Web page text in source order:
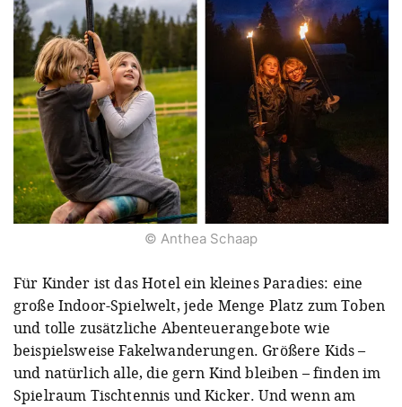
© Anthea Schaap
Für Kinder ist das Hotel ein kleines Paradies: eine
große Indoor-Spielwelt, jede Menge Platz zum Toben
und tolle zusätzliche Abenteuerangebote wie
beispielsweise Fakelwanderungen. Größere Kids –
und natürlich alle, die gern Kind bleiben – finden im
Spielraum Tischtennis und Kicker. Und wenn am